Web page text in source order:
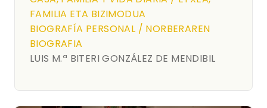
FAMILIA ETA BIZIMODUA
BIOGRAFÍA PERSONAL / NORBERAREN
BIOGRAFIA
LUIS M.ª BITERI GONZÁLEZ DE MENDIBIL